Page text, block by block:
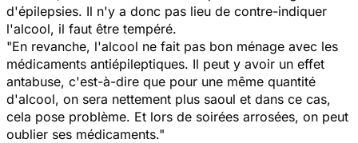
d'épilepsies. Il n'y a donc pas lieu de contre-indiquer
l'alcool, il faut être tempéré.
"En revanche, l'alcool ne fait pas bon ménage avec les
médicaments antiépileptiques. Il peut y avoir un effet
antabuse, c'est-à-dire que pour une même quantité
d'alcool, on sera nettement plus saoul et dans ce cas,
cela pose problème. Et lors de soirées arrosées, on peut
oublier ses médicaments."